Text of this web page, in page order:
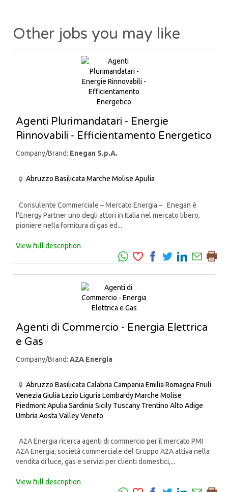
Other jobs you may like
Agenti Plurimandatari - Energie
Rinnovabili - Efficientamento Energetico
Company/Brand: Enegan S.p.A.
Abruzzo Basilicata Marche Molise Apulia
Consulente Commerciale – Mercato Energia – Enegan è
l'Energy Partner uno degli attori in Italia nel mercato libero,
pioniere nella fornitura di gas ed...
View full description
Agenti di Commercio - Energia Elettrica
e Gas
Company/Brand: A2A Energia
Abruzzo Basilicata Calabria Campania Emilia Romagna Friuli
Venezia Giulia Lazio Liguria LombardyMarche Molise
PiedmontApulia Sardinia Sicily Tuscany Trentino Alto Adige
Umbria Aosta ValleyVeneto
A2A Energia ricerca agenti di commercio per il mercato PMI
A2A Energia, società commerciale del Gruppo A2A attiva nella
vendita di luce, gas e servizi per clienti domestici,...
View full description